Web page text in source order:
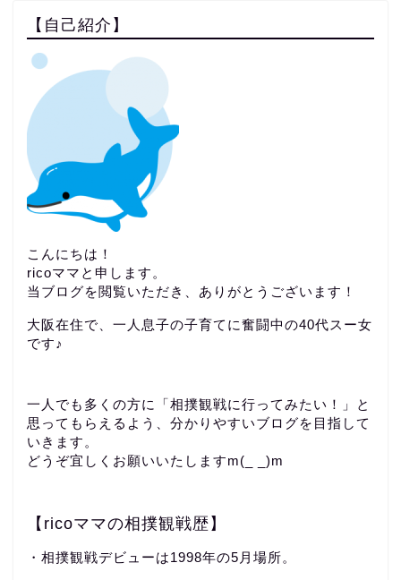
【自己紹介】
こんにちは！
ricoママと申します。
当ブログを閲覧いただき、ありがとうございます！
大阪在住で、一人息子の子育てに奮闘中の40代スー女
です♪
一人でも多くの方に「相撲観戦に行ってみたい！」と
思ってもらえるよう、分かりやすいブログを目指して
いきます。
どうぞ宜しくお願いいたしますm(_ _)m
【ricoママの相撲観戦歴】
・相撲観戦デビューは1998年の5月場所。